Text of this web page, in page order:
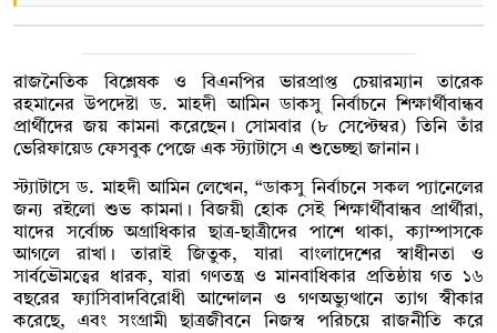
রাজনৈতিক বিশ্লেষক ও বিএনপির ভারপ্রাপ্ত চেয়ারম্যান তারেক
রহমানের উপদেষ্টা ড. মাহদী আমিন ডাকসু নির্বাচনে শিক্ষার্থীবান্ধব
প্রার্থীদের জয় কামনা করেছেন। সোমবার (৮ সেপ্টেম্বর) তিনি তাঁর
ভেরিফায়েড ফেসবুক পেজে এক স্ট্যাটাসে এ শুভেচ্ছা জানান।
স্ট্যাটাসে ড. মাহদী আমিন লেখেন, “ডাকসু নির্বাচনে সকল প্যানেলের
জন্য রইলো শুভ কামনা। বিজয়ী হোক সেই শিক্ষার্থীবান্ধব প্রার্থীরা,
যাদের সর্বোচ্চ অগ্রাধিকার ছাত্র-ছাত্রীদের পাশে থাকা, ক্যাম্পাসকে
আগলে রাখা। তারাই জিতুক, যারা বাংলাদেশের স্বাধীনতা ও
সার্বভৌমত্বের ধারক, যারা গণতন্ত্র ও মানবাধিকার প্রতিষ্ঠায় গত ১৬
বছরের ফ্যাসিবাদবিরোধী আন্দোলন ও গণঅভ্যুত্থানে ত্যাগ স্বীকার
করেছে, এবং সংগ্রামী ছাত্রজীবনে নিজস্ব পরিচয়ে রাজনীতি করে